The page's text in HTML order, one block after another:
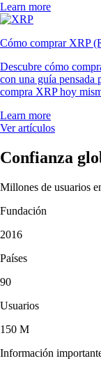
Learn more
Cómo comprar XRP
Descubre cómo
con una guía pensada
compra XRP hoy
Learn more
Ver artículos
Confianza
Millones de usuarios
Fundación
2016
Países
90
Usuarios
150 M
Información